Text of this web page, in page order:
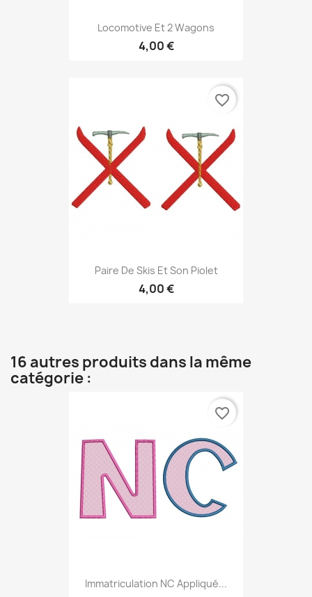
Locomotive Et 2 Wagons
4,00 €
Paire De Skis Et Son Piolet
4,00 €
favorite_border
16 autres produits dans la même
catégorie :
Immatriculation NC Appliqué...
favorite_border